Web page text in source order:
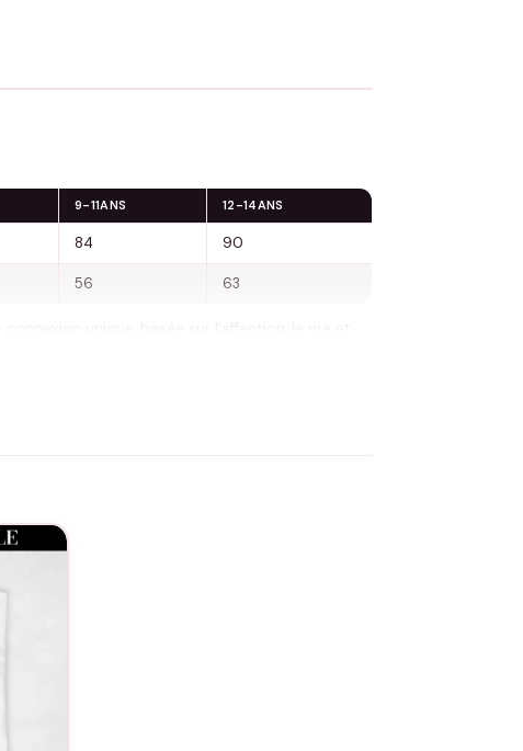
9-11ANS 12-14ANS
84 90
56 63
unique, basée sur l’affection, le rire et
ne sont pas simplement des vêtements assortis,
à quel point vous êtes proches, ces T-
cette relation est unique en son genre, pleine
« Parfait » sont le choix idéal. Montrez au
Parce qu’être une tante, c’est être